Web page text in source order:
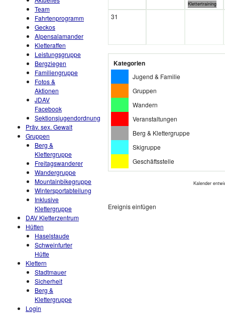
Team
Fahrtenprogramm
Geckos
Alpensalamander
Kletteraffen
Leistungsgruppe
Bergziegen
Familiengruppe
Fotos &
Aktionen
JDAV
Facebook
Sektionsjugendordnung
Präv. sex. Gewalt
Gruppen
Berg &
Klettergruppe
Freitagswanderer
Wandergruppe
Mountainbikegruppe
Wintersportabteilung
Inklusive
Klettergruppe
DAV Kletterzentrum
Hütten
Haselstaude
Schweinfurter
Hütte
Klettern
Stadtmauer
Sicherheit
Berg &
Klettergruppe
Login
Klettertraining
31
Kategorien
Jugend & Familie
Gruppen
Wandern
Veranstaltungen
Berg & Klettergruppe
Skigruppe
Geschäftsstelle
Kalender
Ereignis einfügen